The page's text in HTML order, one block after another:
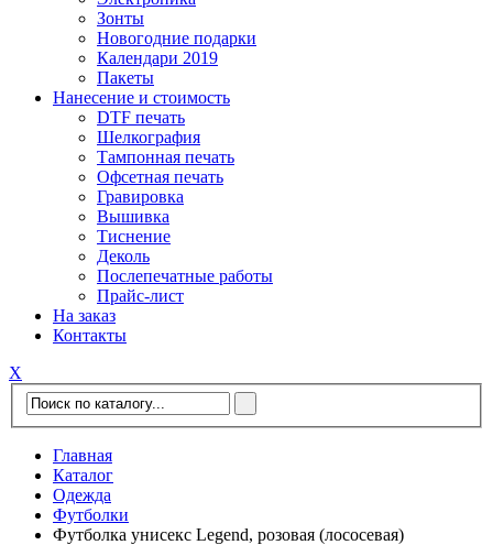
Зонты
Новогодние подарки
Календари 2019
Пакеты
Нанесение и стоимость
DTF печать
Шелкография
Тампонная печать
Офсетная печать
Гравировка
Вышивка
Тиснение
Деколь
Послепечатные работы
Прайс-лист
На заказ
Контакты
Х
Главная
Каталог
Одежда
Футболки
Футболка унисекс Legend, розовая (лососевая)